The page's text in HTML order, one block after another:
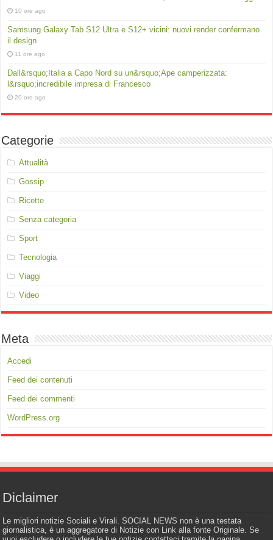
10 ore ago
Samsung Galaxy Tab S12 Ultra e S12+ vicini: nuovi render confermano
il design
11 ore ago
Dall&rsquo;Italia a Capo Nord su un&rsquo;Ape camperizzata:
l&rsquo;incredibile impresa di Francesco
20 ore ago
Categorie
Attualità
Gossip
Ricette
Senza categoria
Sport
Tecnologia
Viaggi
Video
Meta
Accedi
Feed dei contenuti
Feed dei commenti
WordPress.org
Diclaimer
Le migliori notizie Sociali e Virali. SOCIAL NEWS non è una testata
giornalistica, è un aggregatore di Notizie con Link alla fonte Originale. Se